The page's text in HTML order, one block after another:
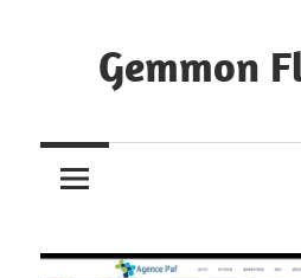
contentGemmon